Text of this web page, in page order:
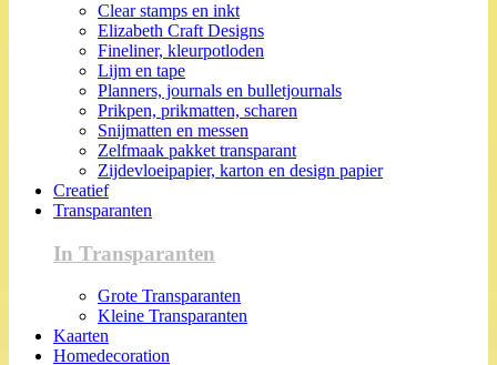
Clear stamps en inkt
Elizabeth Craft Designs
Fineliner, kleurpotloden
Lijm en tape
Planners, journals en bulletjournals
Prikpen, prikmatten, scharen
Snijmatten en messen
Zelfmaak pakket transparant
Zijdevloeipapier, karton en design papier
Creatief
Transparanten
In Transparanten
Grote Transparanten
Kleine Transparanten
Kaarten
Homedecoration